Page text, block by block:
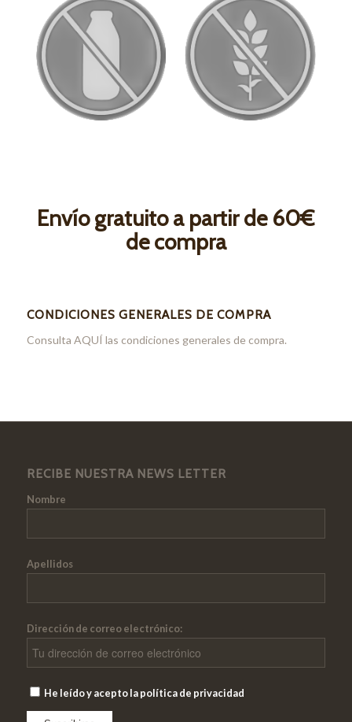
Envío gratuito a partir de 60€
de compra
CONDICIONES GENERALES DE COMPRA
Consulta AQUÍlas condiciones generales de compra.
RECIBE NUESTRA NEWS LETTER
Nombre
Apellidos
Dirección de correo electrónico:
He leído y acepto la política de privacidad